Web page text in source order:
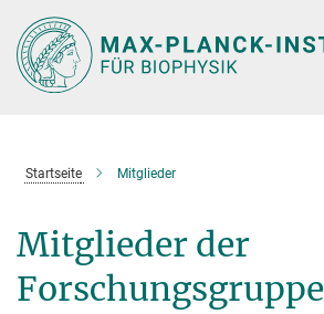
Hauptinhalt
Startseite Mitglieder
Mitglieder der
Forschungsgruppe